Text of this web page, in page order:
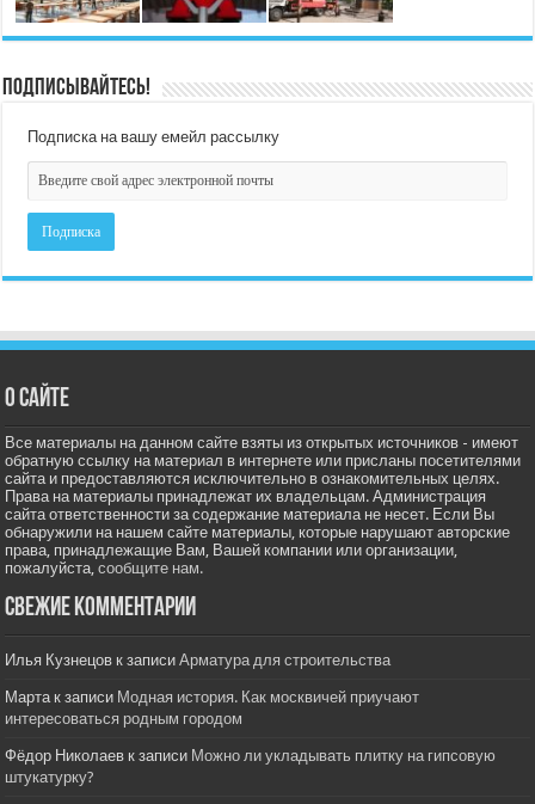
Подписывайтесь!
Подписка на вашу емейл рассылку
О сайте
Все материалы на данном сайте взяты из открытых источников - имеют
обратную ссылку на материал в интернете или присланы посетителями
сайта и предоставляются исключительно в ознакомительных целях.
Права на материалы принадлежат их владельцам. Администрация
сайта ответственности за содержание материала не несет. Если Вы
обнаружили на нашем сайте материалы, которые нарушают авторские
права, принадлежащие Вам, Вашей компании или организации,
пожалуйста,сообщите нам.
Свежие комментарии
Илья Кузнецов к записиАрматура для строительства
Мартак записи Модная история. Как москвичей приучают
интересоваться родным городом
Фёдор Николаев к записи Можно ли укладывать плитку на гипсовую
штукатурку?